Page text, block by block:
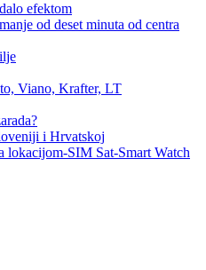
efektom
od deset minuta od centra
Viano, Krafter, LT
i Hrvatskoj
lokacijom-SIM Sat-Smart Watch